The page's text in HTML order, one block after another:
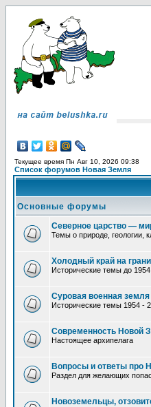
Текущее время Пн Авг 10, 2026 09:38
Список форумов Новая Земля
Основные форумы
Северное царство —
Темы о природе, геологии,
Холодный край на
Исторические темы до 1954
Суровая военная земля
Исторические темы 1954 -
Современность Новой
Настоящее архипелага
Вопросы и ответы про
Раздел для желающих
Новоземельцы,